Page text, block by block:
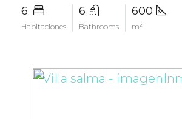
6
Habitaciones
6
Bathrooms
600
m²